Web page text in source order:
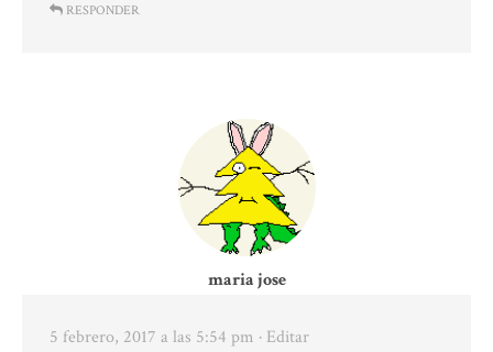
RESPONDER
maria jose
5 febrero, 2017 a las 5:54 pm · Editar